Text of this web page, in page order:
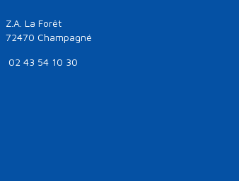
Z.A. La Forêt
72470 Champagné
02 43 54 10 30